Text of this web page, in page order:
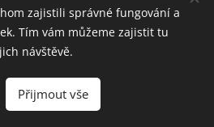
CZ 2026
Canva
Zákaz libovolného šíření obsahu.
Cookies
zajistili správné fungování a
Tím vám můžeme zajistit tu
návštěvě.
Přijmout vše